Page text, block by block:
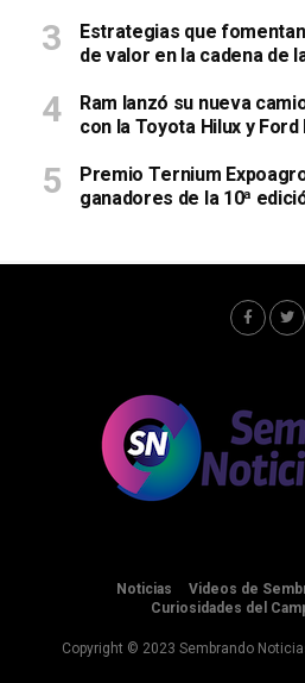
Estrategias que
de valor en la cadena de
Ram lanzó su nueva
con la Toyota Hilux y
Premio Ternium
ganadores de la 10ª
Noticias Videos de
Curiosidades del
Copyright © 2023 Sembrando